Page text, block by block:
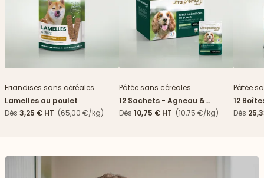
Friandises sans céréales
Lamelles au poulet
Dès 3,25 € HT (65,00 €/kg)
Pâtée sans céréales
12 Sachets - Agneau &
haricots verts
Dès 10,75 € HT (10,75 €/kg)
Pâtée
12
Dès